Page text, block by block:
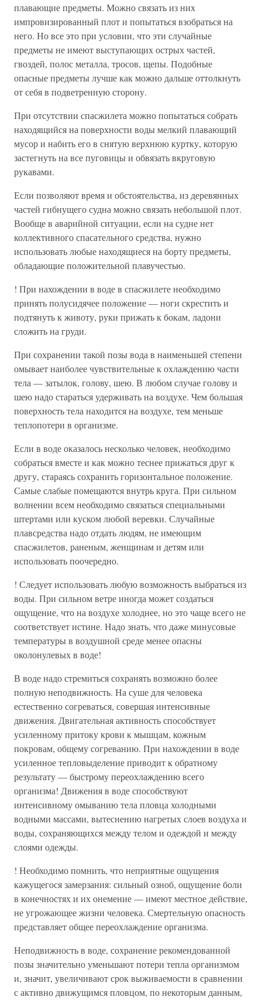
плавающие предметы. Можно связать из них
импровизированный плот и попытаться взобраться на
него. Но все это при условии, что эти случайные
предметы не имеют выступающих острых частей,
гвоздей, полос металла, тросов, щепы. Подобные
опасные предметы лучше как можно дальше оттолкнуть
от себя в подветренную сторону.
При отсутствии спасжилета можно попытаться собрать
находящийся на поверхности воды мелкий плавающий
мусор и набить его в снятую верхнюю куртку, которую
застегнуть на все пуговицы и обвязать вкруговую
рукавами.
Если позволяют время и обстоятельства, из деревянных
частей гибнущего судна можно связать небольшой плот.
Вообще в аварийной ситуации, если на судне нет
коллективного спасательного средства, нужно
использовать любые находящиеся на борту предметы,
обладающие положительной плавучестью.
! При нахождении в воде в спасжилете необходимо
принять полусидячее положение — ноги скрестить и
подтянуть к животу, руки прижать к бокам, ладони
сложить на груди.
При сохранении такой позы вода в наименьшей степени
омывает наиболее чувствительные к охлаждению части
тела — затылок, голову, шею. В любом случае голову и
шею надо стараться удерживать на воздухе. Чем большая
поверхность тела находится на воздухе, тем меньше
теплопотери в организме.
Если в воде оказалось несколько человек, необходимо
собраться вместе и как можно теснее прижаться друг к
другу, стараясь сохранить горизонтальное положение.
Самые слабые помещаются внутрь круга. При сильном
волнении всем необходимо связаться специальными
штертами или куском любой веревки. Случайные
плавсредства надо отдать людям, не имеющим
спасжилетов, раненым, женщинам и детям или
использовать поочередно.
! Следует использовать любую возможность выбраться из
воды. При сильном ветре иногда может создаться
ощущение, что на воздухе холоднее, но это чаще всего не
соответствует истине. Надо знать, что даже минусовые
температуры в воздушной среде менее опасны
околонулевых в воде!
В воде надо стремиться сохранять возможно более
полную неподвижность. На суше для человека
естественно согреваться, совершая интенсивные
движения. Двигательная активность способствует
усиленному притоку крови к мышцам, кожным
покровам, общему согреванию. При нахождении в воде
усиленное тепловыделение приводит к обратному
результату — быстрому переохлаждению всего
организма! Движения в воде способствуют
интенсивному омыванию тела пловца холодными
водными массами, вытеснению нагретых слоев воздуха и
воды, сохраняющихся между телом и одеждой и между
слоями одежды.
! Необходимо помнить, что неприятные ощущения
кажущегося замерзания: сильный озноб, ощущение боли
в конечностях и их онемение — имеют местное действие,
не угрожающее жизни человека. Смертельную опасность
представляет общее переохлаждение организма.
Неподвижность в воде, сохранение рекомендованной
позы значительно уменьшают потери тепла организмом
и, значит, увеличивают срок выживаемости в сравнении
с активно движущимся пловцом, по некоторым данным,